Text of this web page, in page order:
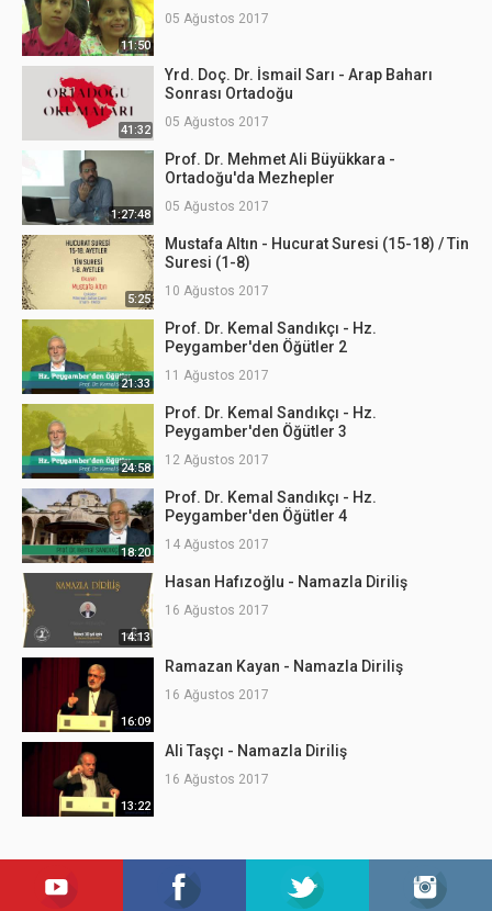
11:50
05 Ağustos 2017
41:32
Yrd. Doç. Dr. İsmail Sarı - Arap Baharı
Sonrası Ortadoğu
05 Ağustos 2017
1:27:48
Prof. Dr. Mehmet Ali Büyükkara -
Ortadoğu'da Mezhepler
05 Ağustos 2017
5:25
Mustafa Altın - Hucurat Suresi (15-18) / Tin
Suresi (1-8)
10 Ağustos 2017
21:33
Prof. Dr. Kemal Sandıkçı - Hz.
Peygamber'den Öğütler 2
11 Ağustos 2017
24:58
Prof. Dr. Kemal Sandıkçı - Hz.
Peygamber'den Öğütler 3
12 Ağustos 2017
18:20
Prof. Dr. Kemal Sandıkçı - Hz.
Peygamber'den Öğütler 4
14 Ağustos 2017
14:13
Hasan Hafızoğlu - Namazla Diriliş
16 Ağustos 2017
16:09
Ramazan Kayan - Namazla Diriliş
16 Ağustos 2017
13:22
Ali Taşçı - Namazla Diriliş
16 Ağustos 2017